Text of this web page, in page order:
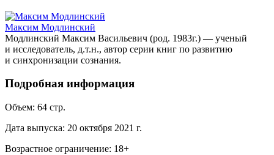
Максим Модлинский
Модлинский Максим Васильевич (род. 1983г.) — ученый
и исследователь, д.т.н., автор серии книг по развитию
и синхронизации сознания.
Подробная информация
Объем: 64 стр.
Дата выпуска: 20 октября 2021 г.
Возрастное ограничение: 18+